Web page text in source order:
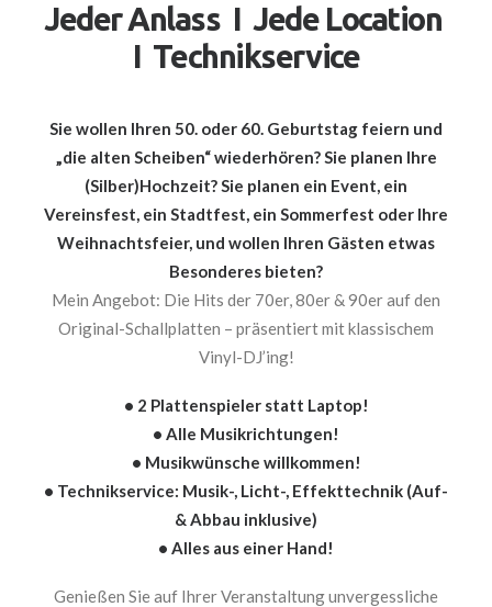
Jeder Anlass I Jede Location
I Technikservice
Sie wollen Ihren 50. oder 60. Geburtstag feiern und
„die alten Scheiben“ wiederhören? Sie planen Ihre
(Silber)Hochzeit? Sie planen ein Event, ein
Vereinsfest, ein Stadtfest, ein Sommerfest oder Ihre
Weihnachtsfeier, und wollen Ihren Gästen etwas
Besonderes bieten?
Mein Angebot: Die Hits der 70er, 80er & 90er auf den
Original-Schallplatten – präsentiert mit klassischem
Vinyl-DJ’ing!
• 2 Plattenspieler statt Laptop!
• Alle Musikrichtungen!
• Musikwünsche willkommen!
• Technikservice: Musik-, Licht-, Effekttechnik (Auf-
& Abbau inklusive)
• Alles aus einer Hand!
Genießen Sie auf Ihrer Veranstaltung unvergessliche